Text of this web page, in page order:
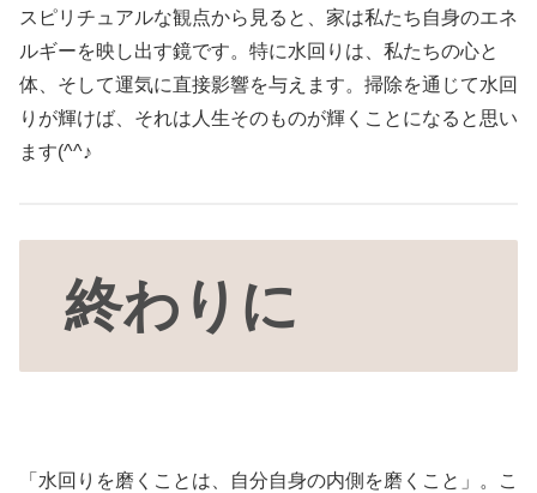
スピリチュアルな観点から見ると、家は私たち自身のエネ
ルギーを映し出す鏡です。特に水回りは、私たちの心と
体、そして運気に直接影響を与えます。掃除を通じて水回
りが輝けば、それは人生そのものが輝くことになると思い
ます(^^♪
終わりに
「水回りを磨くことは、自分自身の内側を磨くこと」。こ